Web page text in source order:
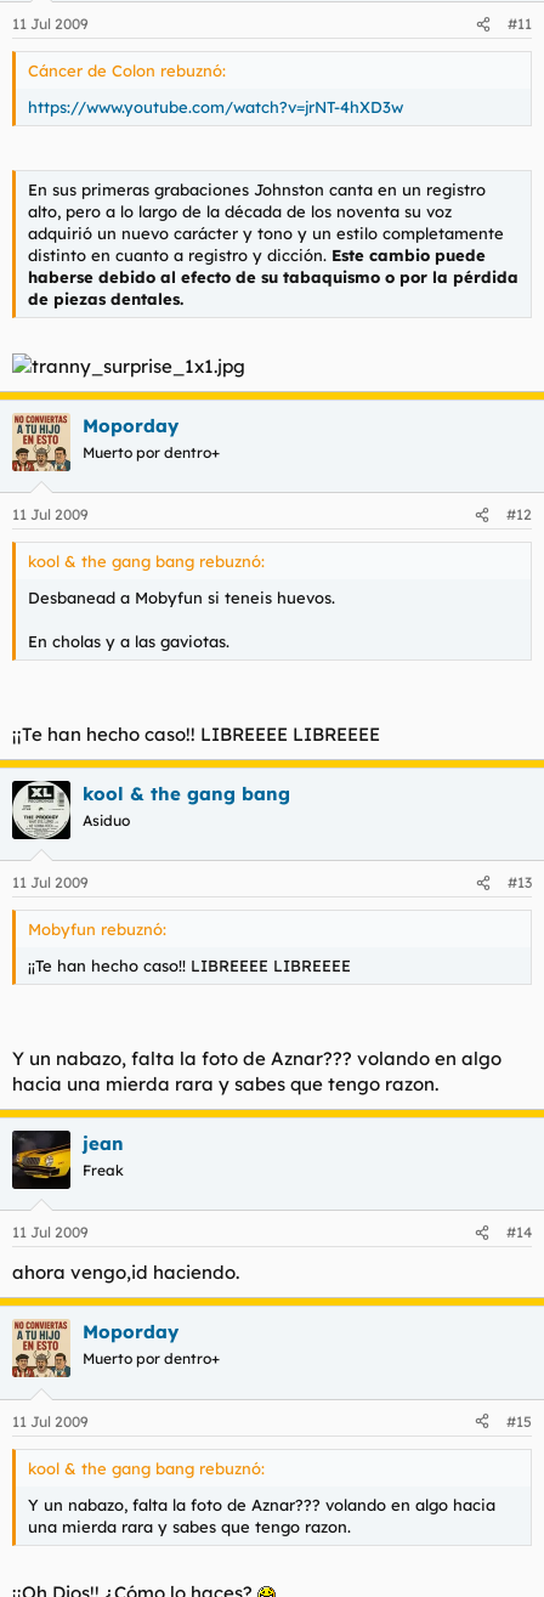
11 Jul 2009 #11
Cáncer de Colon rebuznó:
https://www.youtube.com/watch?v=jrNT-4hXD3w
En sus primeras grabaciones Johnston canta en un registro
alto, pero a lo largo de la década de los noventa su voz
adquirió un nuevo carácter y tono y un estilo completamente
distinto en cuanto a registro y dicción. Este cambio puede
haberse debido al efecto de su tabaquismo o por la pérdida
de piezas dentales.
Moporday
Muerto por dentro+
11 Jul 2009 #12
kool & the gang bang rebuznó:
Desbanead a Mobyfun si teneis huevos.
En cholas y a las gaviotas.
¡¡Te han hecho caso!! LIBREEEE LIBREEEE
kool & the gang bang
Asiduo
11 Jul 2009 #13
Mobyfun rebuznó:
¡¡Te han hecho caso!! LIBREEEE LIBREEEE
Y un nabazo, falta la foto de Aznar??? volando en algo
hacia una mierda rara y sabes que tengo razon.
jean
Freak
11 Jul 2009 #14
ahora vengo,id haciendo.
Moporday
Muerto por dentro+
11 Jul 2009 #15
kool & the gang bang rebuznó:
Y un nabazo, falta la foto de Aznar??? volando en algo hacia
una mierda rara y sabes que tengo razon.